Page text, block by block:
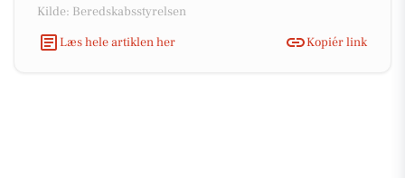
Kilde: Beredskabsstyrelsen
Læs hele artiklen her
Kopiér link